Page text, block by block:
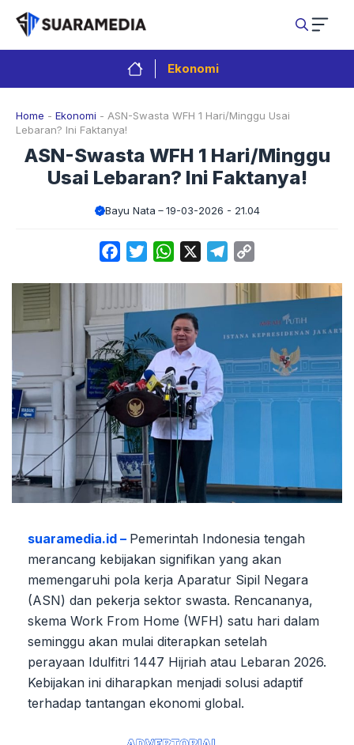
Langsung
isi
Ekonomi
Home - Ekonomi - ASN-Swasta WFH 1 Hari/Minggu Usai
Lebaran? Ini Faktanya!
ASN-Swasta WFH 1 Hari/Minggu
Usai Lebaran? Ini Faktanya!
Bayu Nata 19-03-2026 - 21.04
FacebookTwitterWhatsApp Telegram
suaramedia.id – Pemerintah Indonesia tengah
merancang kebijakan signifikan yang akan
memengaruhi pola kerja Aparatur Sipil Negara
(ASN) dan pekerja sektor swasta. Rencananya,
skema Work From Home (WFH) satu hari dalam
seminggu akan mulai diterapkan setelah
perayaan Idulfitri 1447 Hijriah atau Lebaran 2026.
Kebijakan ini diharapkan menjadi solusi adaptif
terhadap tantangan ekonomi global.